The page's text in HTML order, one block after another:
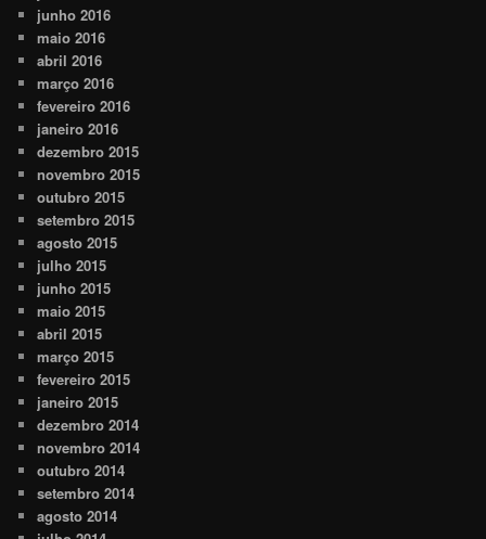
junho 2016
maio 2016
abril 2016
março 2016
fevereiro 2016
janeiro 2016
dezembro 2015
novembro 2015
outubro 2015
setembro 2015
agosto 2015
julho 2015
junho 2015
maio 2015
abril 2015
março 2015
fevereiro 2015
janeiro 2015
dezembro 2014
novembro 2014
outubro 2014
setembro 2014
agosto 2014